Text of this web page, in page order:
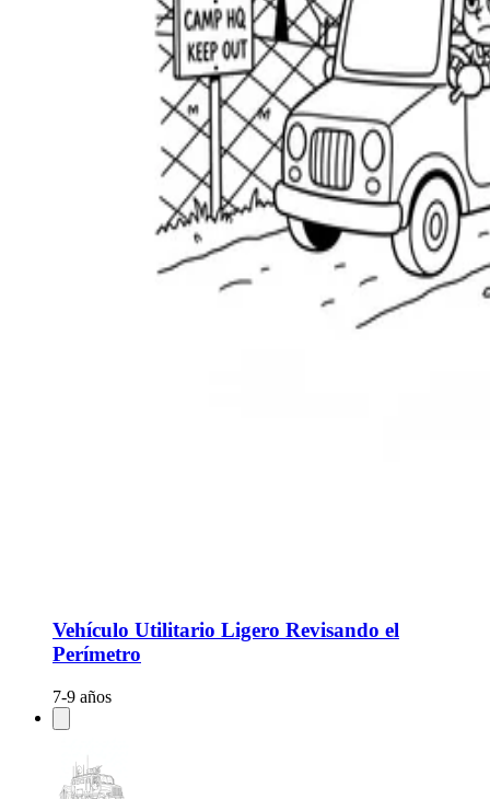
Vehículo Utilitario Ligero Revisando el
Perímetro
7-9 años